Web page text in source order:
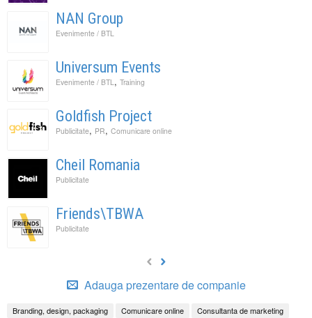
NAN Group
Evenimente / BTL
Universum Events
Evenimente / BTL , Training
Goldfish Project
Publicitate, PR, Comunicare online
Cheil Romania
Publicitate
Friends\TBWA
Publicitate
Adauga prezentare de companie
Branding, design, packaging Comunicare online Consultanta de marketing